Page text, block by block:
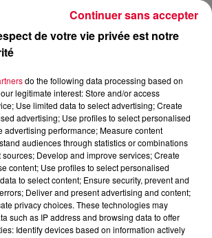
: NOUVELLE IDEE DEJANTEE DE
2016 à 11h04 par La rédaction
de votre vie privée est notre
do the following data processing based on
legitimate interest: Store and/or access
Use limited data to select advertising; Create
advertising; Use profiles to select personalised
advertising performance; Measure content
audiences through statistics or combinations
sources; Develop and improve services; Create
content; Use profiles to select personalised
to select content; Ensure security, prevent and
Deliver and present advertising and content;
privacy choices. These technologies may
such as IP address and browsing data to offer
Identify devices based on information actively
Continuer sans accepter